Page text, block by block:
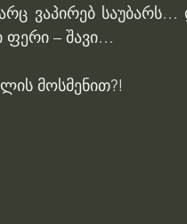
არც ვაპირებ
– შავი…
მოსმენით?!